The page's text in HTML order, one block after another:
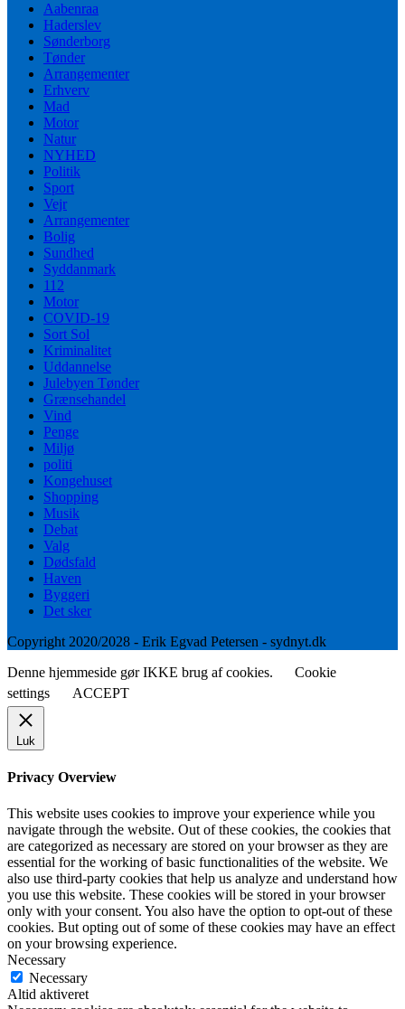
Aabenraa
Haderslev
Sønderborg
Tønder
Arrangementer
Erhverv
Mad
Motor
Natur
NYHED
Politik
Sport
Vejr
Arrangementer
Bolig
Sundhed
Syddanmark
112
Motor
COVID-19
Sort Sol
Kriminalitet
Uddannelse
Julebyen Tønder
Grænsehandel
Vind
Penge
Miljø
politi
Kongehuset
Shopping
Musik
Debat
Valg
Dødsfald
Haven
Byggeri
Det sker
Copyright 2020/2028 - Erik Egvad Petersen - sydnyt.dk
Denne hjemmeside gør IKKE brug af cookies.
Cookie
settings
ACCEPT
Luk
Privacy Overview
This website uses cookies to improve your experience while you
navigate through the website. Out of these cookies, the cookies that
are categorized as necessary are stored on your browser as they are
essential for the working of basic functionalities of the website. We
also use third-party cookies that help us analyze and understand how
you use this website. These cookies will be stored in your browser
only with your consent. You also have the option to opt-out of these
cookies. But opting out of some of these cookies may have an effect
on your browsing experience.
Necessary
Necessary
Altid aktiveret